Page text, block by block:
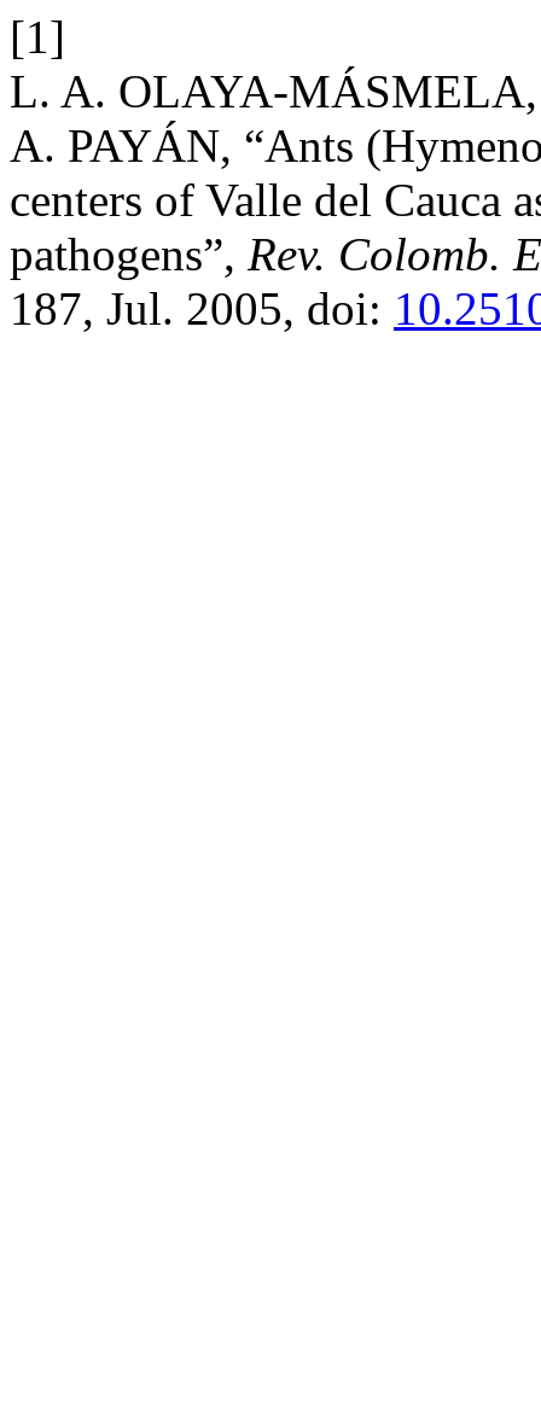
[1]
L. A. OLAYA-
A. PAYÁN, “Ants
centers of Valle del Cauca
pathogens”, Rev. Colomb.
187, Jul. 2005, doi: